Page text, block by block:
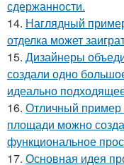
сдержанности.
14. Наглядный
отделка может
15. Дизайнеры
создали одно
идеально
16. Отличный пример
площади можно
функциональное
17. Основная идея